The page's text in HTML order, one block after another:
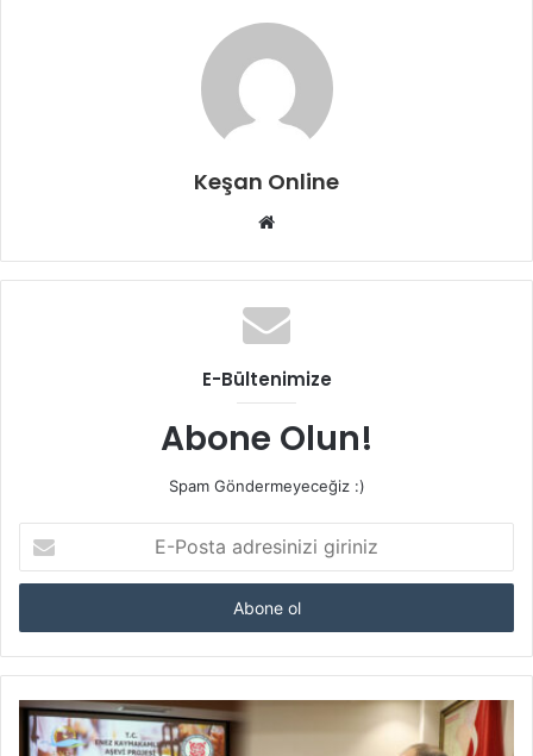
Keşan Online
Web
E-Bültenimize
Abone Olun!
Spam Göndermeyeceğiz :)
Posta
adresinizi